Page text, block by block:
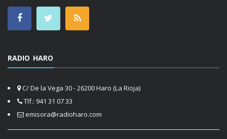
RADIO HARO
C/ De la Vega 30 - 26200 Haro (La Rioja)
Tlf.: 941 31 07 33
emisora@radioharo.com